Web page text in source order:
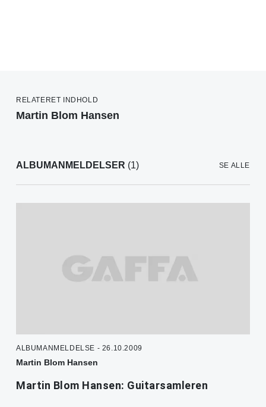
RELATERET INDHOLD
Martin Blom Hansen
ALBUMANMELDELSER (1) SE ALLE
ALBUMANMELDELSE - 26.10.2009
Martin Blom Hansen
Martin Blom Hansen: Guitarsamleren